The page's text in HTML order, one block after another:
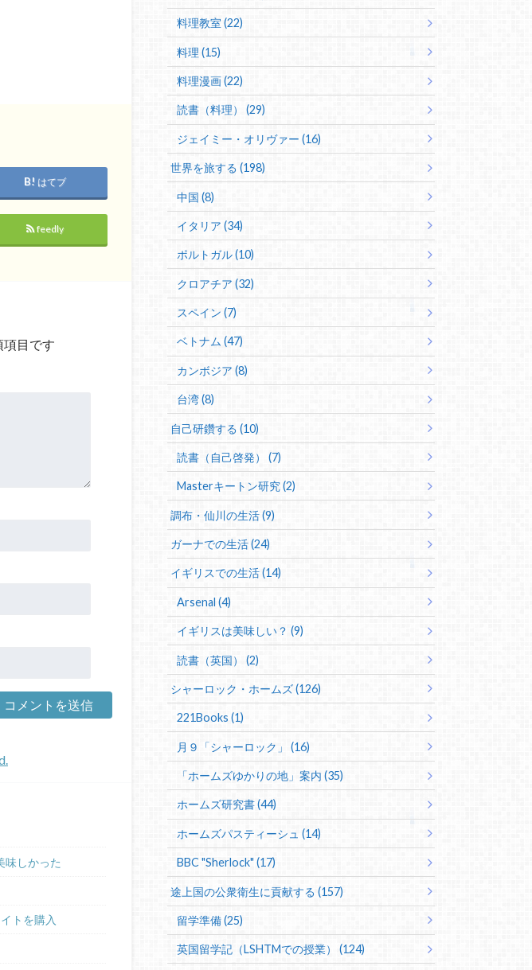
はてブ
feedly
項目です
味しかった
トを購入
料理教室 (22)
料理 (15)
料理漫画 (22)
読書（料理） (29)
ジェイミー・オリヴァー (16)
世界を旅する (198)
中国 (8)
イタリア (34)
ポルトガル (10)
クロアチア (32)
スペイン (7)
ベトナム (47)
カンボジア (8)
台湾 (8)
自己研鑽する (10)
読書（自己啓発） (7)
Masterキートン研究 (2)
調布・仙川の生活 (9)
ガーナでの生活 (24)
イギリスでの生活 (14)
Arsenal (4)
イギリスは美味しい？ (9)
読書（英国） (2)
シャーロック・ホームズ (126)
221Books (1)
月９「シャーロック」 (16)
「ホームズゆかりの地」案内 (35)
ホームズ研究書 (44)
ホームズパスティーシュ (14)
BBC "Sherlock" (17)
途上国の公衆衛生に貢献する (157)
留学準備 (25)
英国留学記（LSHTMでの授業） (124)